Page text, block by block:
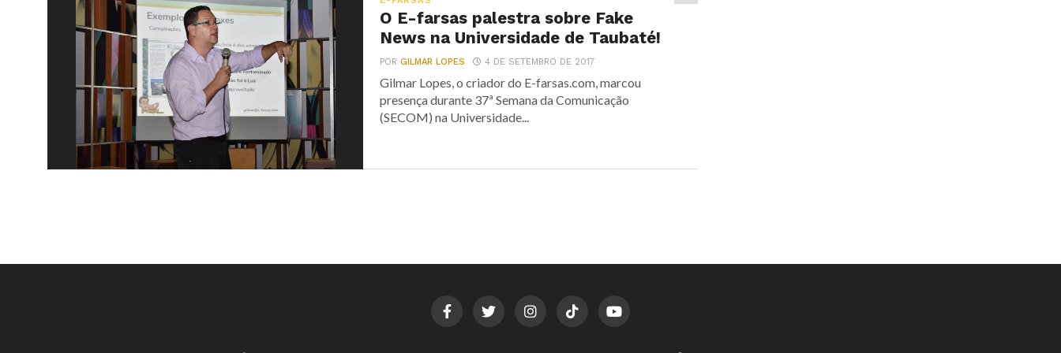
O E-farsas palestra sobre Fake
News na Universidade de Taubaté!
PORGILMAR LOPES 4 DE SETEMBRO DE 2017
Gilmar Lopes, o criador do E-farsas.com, marcou
presença durante 37ª Semana da Comunicação
(SECOM) na Universidade...